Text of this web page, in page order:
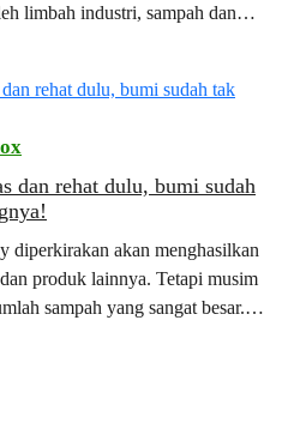
limbah industri, sampah dan
dan rehat dulu, bumi sudah
diperkirakan akan menghasilkan
produk lainnya. Tetapi musim
sampah yang sangat besar.